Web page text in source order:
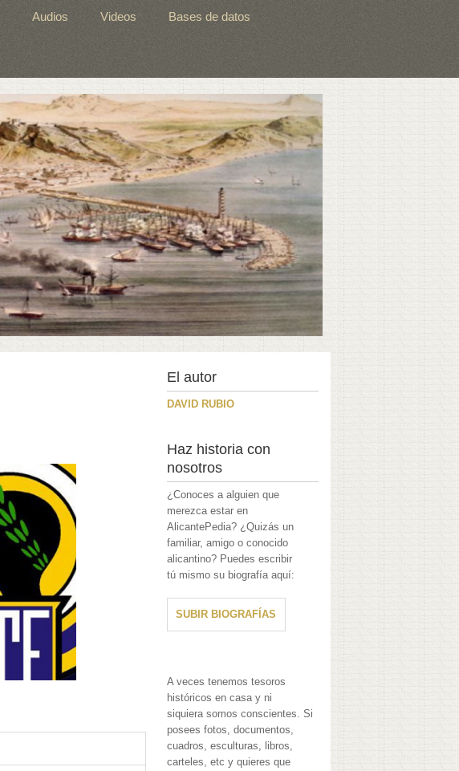
Audios Videos Bases de datos
El autor
DAVID RUBIO
Haz historia con
nosotros
¿Conoces a alguien que
merezca estar en
AlicantePedia? ¿Quizás un
familiar, amigo o conocido
alicantino? Puedes escribir
tú mismo su biografía aquí:
SUBIR BIOGRAFÍAS
A veces tenemos tesoros
históricos en casa y ni
siquiera somos conscientes. Si
posees fotos, documentos,
cuadros, esculturas, libros,
carteles, etc y quieres que